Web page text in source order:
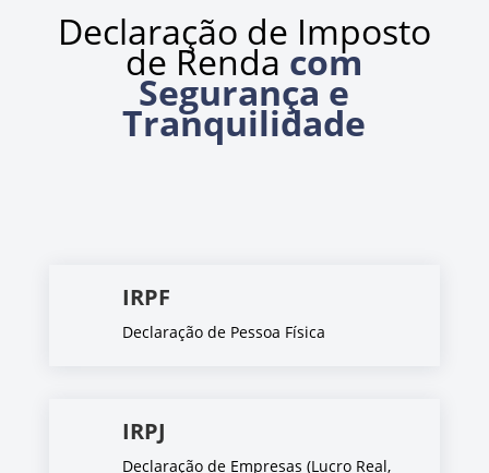
Declaração de Imposto
de Renda com
Segurança e
Tranquilidade
IRPF
Declaração de Pessoa Física
IRPJ
Declaração de Empresas (Lucro Real,